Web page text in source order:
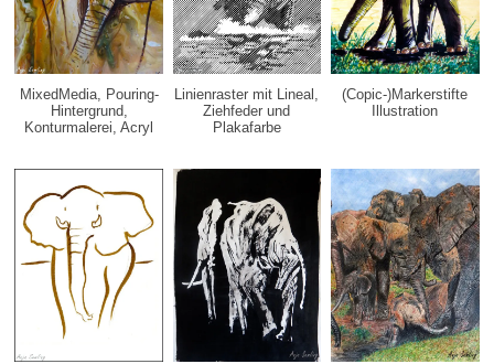
MixedMedia, Pouring-
Hintergrund,
Konturmalerei, Acryl
Linienraster mit Lineal,
Ziehfeder und
Plakafarbe
(Copic-)Markerstifte
Illustration